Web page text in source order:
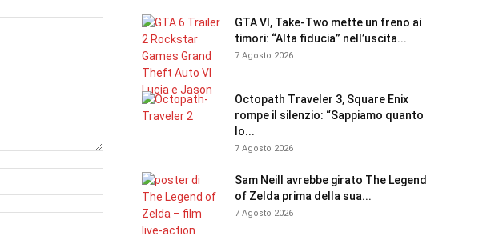
GTA VI, Take-Two mette un freno ai
timori: “Alta fiducia” nell’uscita...
7 Agosto 2026
Octopath Traveler 3, Square Enix
rompe il silenzio: “Sappiamo quanto
lo...
7 Agosto 2026
Sam Neill avrebbe girato The Legend
of Zelda prima della sua...
7 Agosto 2026